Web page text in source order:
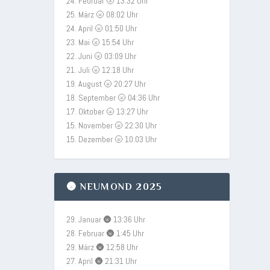
25. März 🌝 08:02 Uhr
24. April 🌝 01:50 Uhr
23. Mai 🌝 15:54 Uhr
22. Juni 🌝 03:09 Uhr
21. Juli 🌝 12:18 Uhr
19. August 🌝 20:27 Uhr
18. September 🌝 04:36 Uhr
17. Oktober 🌝 13:27 Uhr
15. November 🌝 22:30 Uhr
15. Dezember 🌝 10:03 Uhr
🌚 NEUMOND 2025
29. Januar 🌚 13:36 Uhr
28. Februar 🌚 1:45 Uhr
29. März 🌚 12:58 Uhr
27. April 🌚 21:31 Uhr